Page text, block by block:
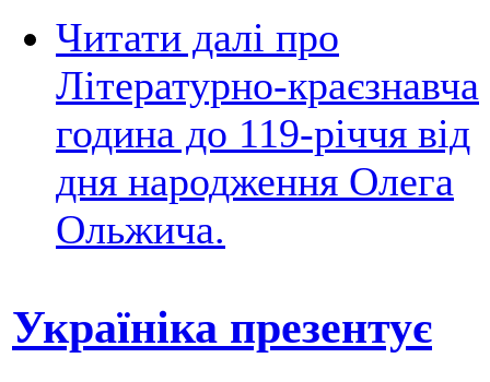
Читати далі про
Літературно-краєзнавча
година до 119-річчя від
дня народження Олега
Ольжича.
Україніка презентує